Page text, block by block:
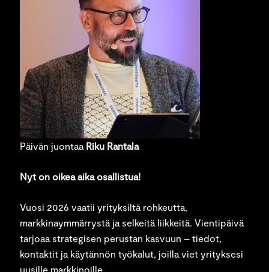
Päivän juontaa Riku Rantala
Nyt on oikea aika osallistua!
Vuosi 2026 vaatii yrityksiltä rohkeutta,
markkinaymmärrystä ja selkeitä liikkeitä. Vientipäivä
tarjoaa strategisen perustan kasvuun – tiedot,
kontaktit ja käytännön työkalut, joilla viet yrityksesi
uusille markkinoille.